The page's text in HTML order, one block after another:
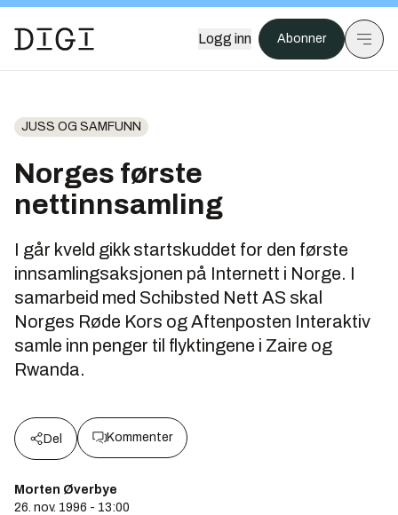
Logg inn Abonner
JUSS OG SAMFUNN
Norges første
nettinnsamling
I går kveld gikk startskuddet for den første
innsamlingsaksjonen på Internett i Norge. I
samarbeid med Schibsted Nett AS skal
Norges Røde Kors og Aftenposten Interaktiv
samle inn penger til flyktingene i Zaire og
Rwanda.
Del Kommenter
Morten Øverbye
26. nov. 1996 - 13:00